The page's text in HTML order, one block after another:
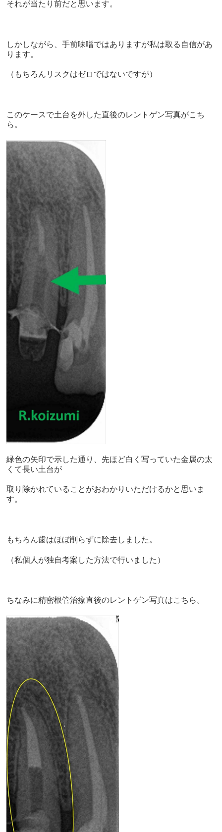
それが当たり前だと思います。
しかしながら、手前味噌ではありますが私は取る自信があ
ります。
（もちろんリスクはゼロではないですが）
このケースで土台を外した直後のレントゲン写真がこち
ら。
緑色の矢印で示した通り、先ほど白く写っていた金属の太
くて長い土台が
取り除かれていることがおわかりいただけるかと思いま
す。
もちろん歯はほぼ削らずに除去しました。
（私個人が独自考案した方法で行いました）
ちなみに精密根管治療直後のレントゲン写真はこちら。